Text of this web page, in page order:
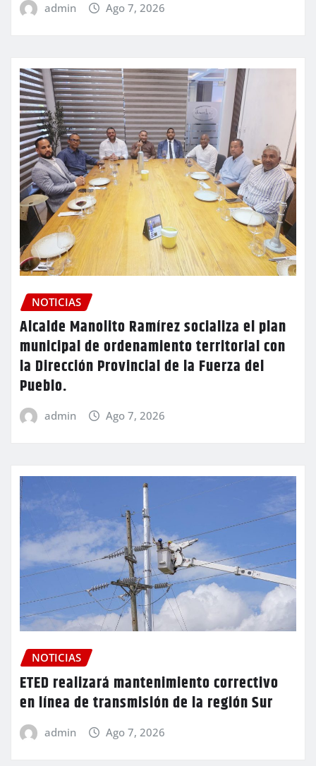
admin Ago 7, 2026
NOTICIAS
Alcalde Manolito Ramírez socializa el plan
municipal de ordenamiento territorial con
la Dirección Provincial de la Fuerza del
Pueblo.
admin Ago 7, 2026
NOTICIAS
ETED realizará mantenimiento correctivo
en línea de transmisión de la región Sur
admin Ago 7, 2026